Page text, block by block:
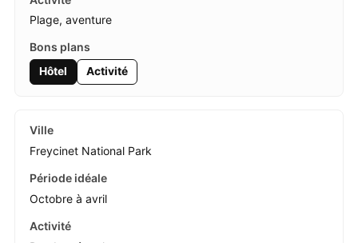
Plage, aventure
Hôtel Activité
Freycinet National Park
Octobre à avril